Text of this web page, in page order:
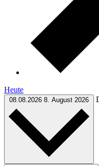
Heute
08.08.2026 8. August 2026